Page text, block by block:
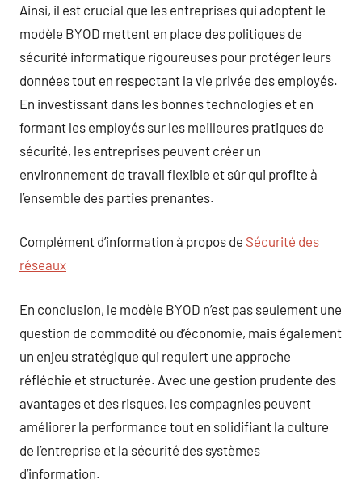
Ainsi, il est crucial que les entreprises qui adoptent le
modèle BYOD mettent en place des politiques de
sécurité informatique rigoureuses pour protéger leurs
données tout en respectant la vie privée des employés.
En investissant dans les bonnes technologies et en
formant les employés sur les meilleures pratiques de
sécurité, les entreprises peuvent créer un
environnement de travail flexible et sûr qui profite à
l’ensemble des parties prenantes.
Complément d’information à propos de Sécurité des
réseaux
En conclusion, le modèle BYOD n’est pas seulement une
question de commodité ou d’économie, mais également
un enjeu stratégique qui requiert une approche
réfléchie et structurée. Avec une gestion prudente des
avantages et des risques, les compagnies peuvent
améliorer la performance tout en solidifiant la culture
de l’entreprise et la sécurité des systèmes
d’information.